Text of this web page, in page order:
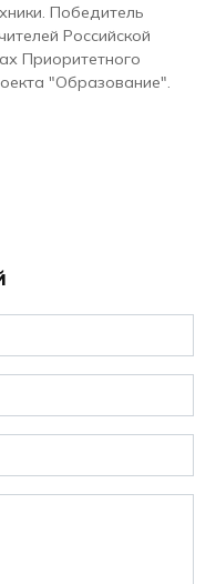
Победитель
Российской
Приоритетного
"Образование".